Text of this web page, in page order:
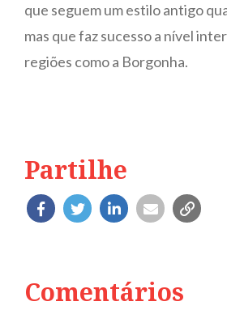
que seguem um estilo antigo
mas que faz sucesso a nível
regiões como a Borgonha.
Partilhe
Comentários